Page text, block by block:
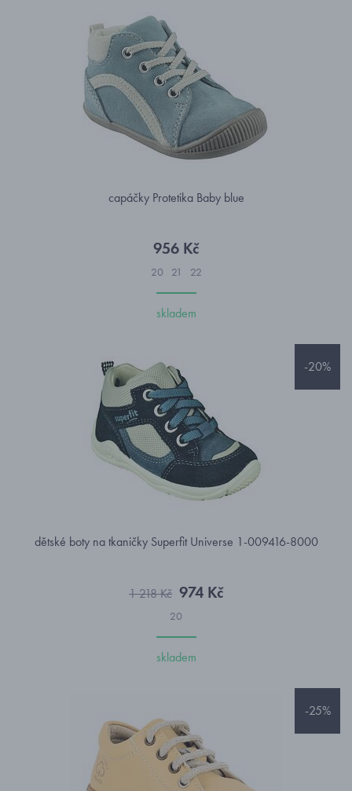
capáčky Protetika Baby blue
956 Kč
20 21 22
skladem
-20%
dětské boty na tkaničky Superfit Universe 1-009416-8000
1 218 Kč 974 Kč
20
skladem
-25%